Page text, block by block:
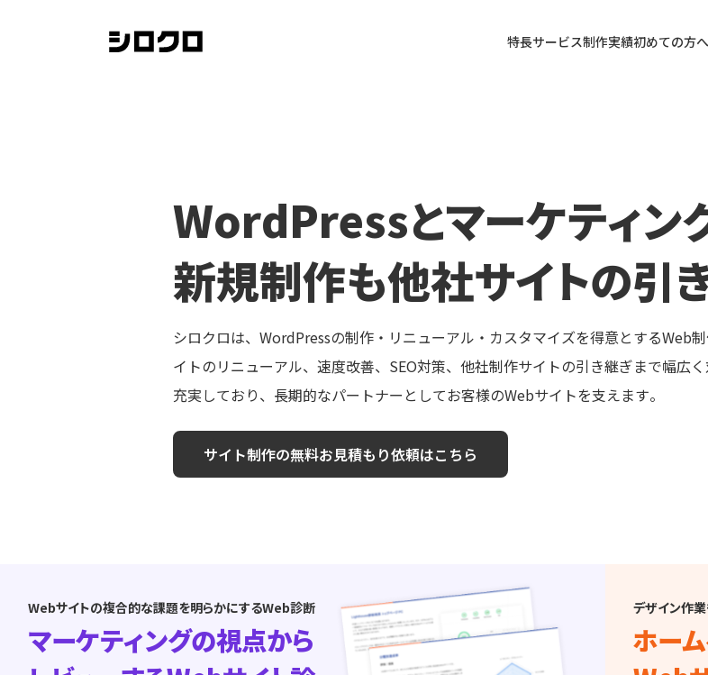
特長サービス制作実績初めての方へ
WordPressとマーケティン
新規制作も他社サイトの引
シロクロは、WordPressの制作・リニューアル・カスタマイズを得意とするWeb
イトのリニューアル、速度改善、SEO対策、他社制作サイトの引き継ぎまで幅広
充実しており、長期的なパートナーとしてお客様のWebサイトを支えます。
サイト制作の無料お見積もり依頼はこちら
Webサイトの複合的な課題を明らかにするWeb診断
マーケティングの視点から
デザイン作
ホー